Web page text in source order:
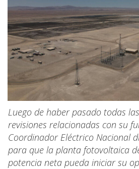
Luego de haber pasado todas
revisiones relacionadas con su
Coordinador Eléctrico Nacional
para que la planta fotovoltaica
potencia neta pueda iniciar su